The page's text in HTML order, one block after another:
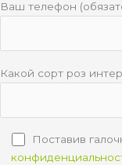
Ваш телефон
Какой сорт роз
Поставив